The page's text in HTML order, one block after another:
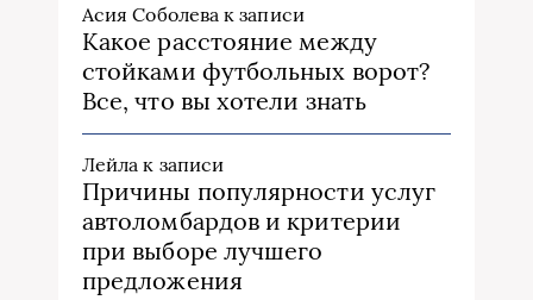
Асия Соболева к записи
Какое расстояние между
стойками футбольных ворот?
Все, что вы хотели знать
Лейла к записи
Причины популярности услуг
автоломбардов и критерии
при выборе лучшего
предложения